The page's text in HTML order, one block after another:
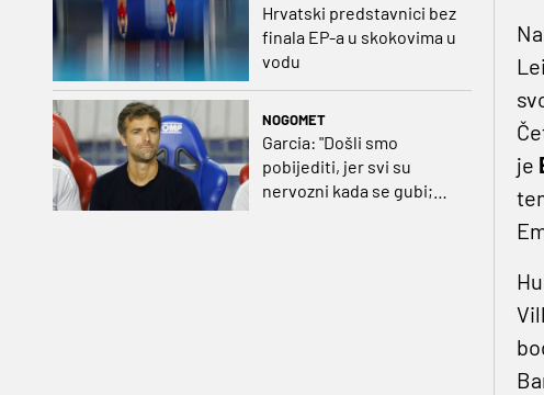
Hrvatski predstavnici bez
finala EP-a u skokovima u
vodu
NOGOMET
Garcia: "Došli smo
pobijediti, jer svi su
nervozni kada se gubi;
je